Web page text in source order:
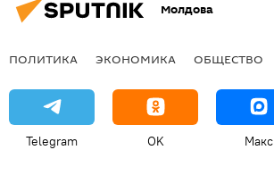
Молдова
ПОЛИТИКА ЭКОНОМИКА ОБЩЕСТВО
Telegram OK Макс